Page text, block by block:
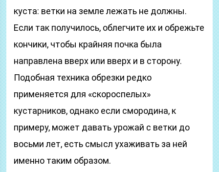
куста: ветки на земле лежать не должны.
Если так получилось, облегчите их и обрежьте
кончики, чтобы крайняя почка была
направлена вверх или вверх и в сторону.
Подобная техника обрезки редко
применяется для «скороспелых»
кустарников, однако если смородина, к
примеру, может давать урожай с ветки до
восьми лет, есть смысл ухаживать за ней
именно таким образом.